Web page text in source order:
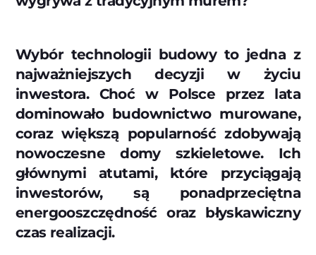
Wybór technologii budowy to jedna z
najważniejszych decyzji w życiu
inwestora. Choć w Polsce przez lata
dominowało budownictwo murowane,
coraz większą popularność zdobywają
nowoczesne domy szkieletowe. Ich
głównymi atutami, które przyciągają
inwestorów, są ponadprzeciętna
energooszczędność oraz błyskawiczny
czas realizacji.